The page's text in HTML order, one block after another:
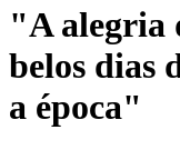
"A alegria
belos dias
a época"